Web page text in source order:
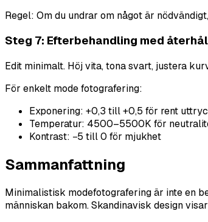
Regel: Om du undrar om något är
Steg 7: Efterbehandling med
Edit minimalt. Höj vita, tona svart, justera
För enkelt mode fotografering:
Exponering: +0,3 till +0,5 för rent
Temperatur: 4500–5500K för
Kontrast: −5 till 0 för mjukhet
Sammanfattning
Minimalistisk modefotografering är inte en
människan bakom. Skandinavisk design